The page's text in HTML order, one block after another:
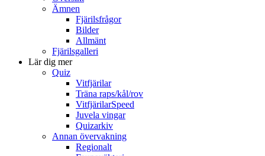
Ämnen
Fjärilsfrågor
Bilder
Allmänt
Fjärilsgalleri
Lär dig mer
Quiz
Vitfjärilar
Träna raps/kål/rov
VitfjärilarSpeed
Juvela vingar
Quizarkiv
Annan övervakning
Regionalt